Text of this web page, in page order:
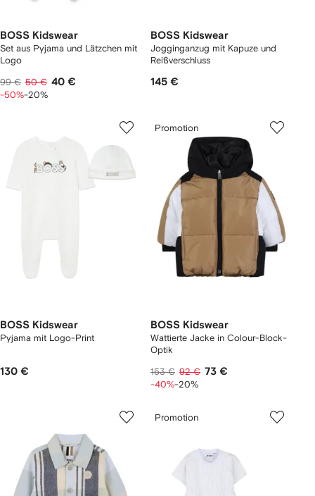
BOSS Kidswear
Set aus Pyjama und Lätzchen mit
Logo
99 € 50 € 40 €
-50%-20%
BOSS Kidswear
Jogginganzug mit Kapuze und
Reißverschluss
145 €
BOSS Kidswear
Pyjama mit Logo-Print
130 €
Promotion
BOSS Kidswear
Wattierte Jacke in Colour-Block-
Optik
153 € 92 € 73 €
-40%-20%
Promotion